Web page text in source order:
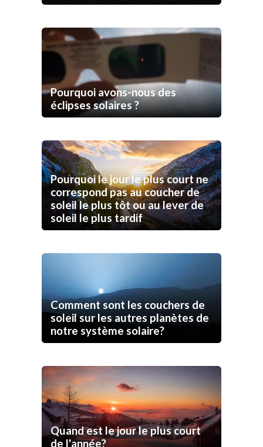
Pourquoi avons-nous des
éclipses solaires ?
Pourquoi le jour le plus court ne
correspond pas au coucher de
soleil le plus tôt ou au lever de
soleil le plus tardif
Comment sont les couchers de
soleil sur les autres planètes de
notre système solaire?
Quand est le jour le plus court
de l'année?